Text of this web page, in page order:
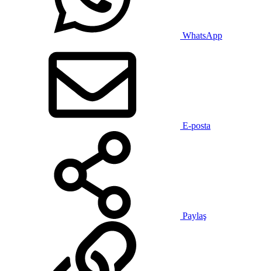
WhatsApp
E-posta
Paylaş